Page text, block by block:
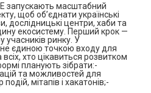
запускають масштабний
щоб об’єднати українські
дослідницькі центри, хаби та
екосистему. Перший крок —
учасників ринку. У
єдиною точкою входу для
хто цікавиться розвитком
планують зібрати:-
та можливостей для
мітапів і хакатонів;-